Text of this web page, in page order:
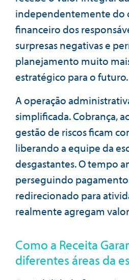
independentemente do
financeiro dos
surpresas negativas e
planejamento muito
estratégico para o futuro.
A operação
simplificada. Cobrança,
gestão de riscos ficam
liberando a equipe da
desgastantes. O tempo
perseguindo
redirecionado para
realmente agregam
Como a Receita
diferentes áreas da